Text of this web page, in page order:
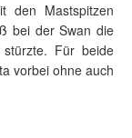
den Mastspitzen
bei der Swan die
Für beide
vorbei ohne auch